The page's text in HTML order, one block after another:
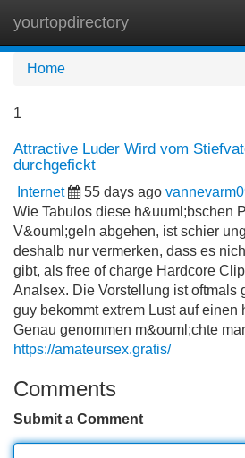
yourtopdirectory
Home
1
Attractive Luder Wird vom
durchgefickt
Internet 55 days ago
Wie Tabulos diese h&uuml;bschen
V&ouml;geln abgehen, ist schier
deshalb nur vermerken, dass es
gibt, als free of charge Hardcore
Analsex. Die Vorstellung ist oftmals
guy bekommt extrem Lust auf einen
Genau genommen m&ouml;chte
https://amateursex.gratis/
Comments
Submit a Comment